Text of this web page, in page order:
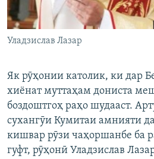
ГУЗОРИШҲОИ РАДИОӢ
Русский
Ҳамаи сомонаҳои RFE/RL
Уладзислав Лазар
Як рӯҳонии католик, ки дар
хиёнат муттаҳам дониста
боздоштгоҳ раҳо шудааст.
сухангӯи Кумитаи амнияти
кишвар рӯзи чаҳоршанбе ба
гуфт, рӯҳонӣ Уладзислав